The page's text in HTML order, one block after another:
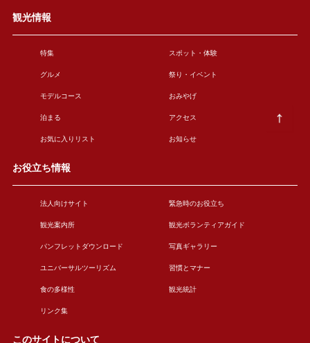
観光情報
特集 スポット・体験
グルメ 祭り・イベント
モデルコース おみやげ
泊まる アクセス
お気に入りリスト お知らせ
お役立ち情報
法人向けサイト 緊急時のお役立ち
観光案内所 観光ボランティアガイド
パンフレットダウンロード 写真ギャラリー
ユニバーサルツーリズム 習慣とマナー
食の多様性 観光統計
リンク集
このサイトについて